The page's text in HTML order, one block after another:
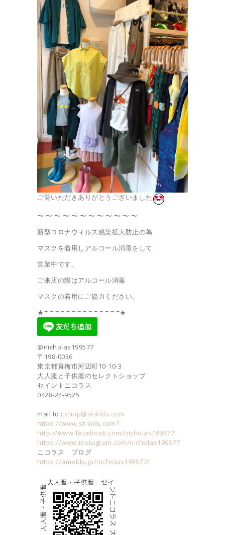
ご覧いただきありがとうございました
〜 〜 〜 〜 〜 〜 〜 〜 〜 〜 〜 〜
新型コロナウィルス感染拡大防止の為
マスクを着用しアルコール消毒をして
営業中です。
ご来店の際はアルコール消毒
マスクの着用にご協力ください。
★= = = = = = = = = = = = = =★
@nicholas199577
〒198-0036
東京都青梅市河辺町10-10-3
大人服と子供服のセレクトショップ
セイントニコラス
0428-24-9525
mail to : shop@st-kids.com
https://www.st-kids.com?
http://www.facebook.com/nicholas199577
https://www.instagram.com/nicholas199577
ニコラス ブログ
https://ameblo.jp/nicholas199577/